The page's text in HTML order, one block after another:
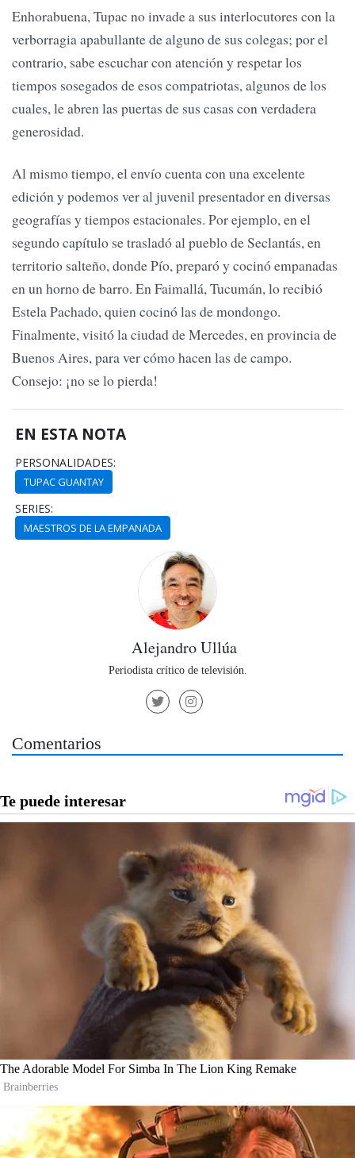
Enhorabuena, Tupac no invade a sus interlocutores con la
verborragia apabullante de alguno de sus colegas; por el
contrario, sabe escuchar con atención y respetar los
tiempos sosegados de esos compatriotas, algunos de los
cuales, le abren las puertas de sus casas con verdadera
generosidad.
Al mismo tiempo, el envío cuenta con una excelente
edición y podemos ver al juvenil presentador en diversas
geografías y tiempos estacionales. Por ejemplo, en el
segundo capítulo se trasladó al pueblo de Seclantás, en
territorio salteño, donde Pío, preparó y cocinó empanadas
en un horno de barro. En Faimallá, Tucumán, lo recibió
Estela Pachado, quien cocinó las de mondongo.
Finalmente, visitó la ciudad de Mercedes, en provincia de
Buenos Aires, para ver cómo hacen las de campo.
Consejo: ¡no se lo pierda!
EN ESTA NOTA
PERSONALIDADES:
TUPAC GUANTAY
SERIES:
MAESTROS DE LA EMPANADA
Alejandro Ullúa
Periodista crítico de televisión.
Comentarios